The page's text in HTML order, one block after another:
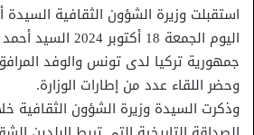
استقبلت وزيرة الشؤون الثقافية السيدة
اليوم الجمعة 18
جمهورية تركيا لدى تونس والوفد
وحضر اللقاء عدد من إطارات الوزارة.
وذكرت السيدة وزيرة الشؤون الثقافية